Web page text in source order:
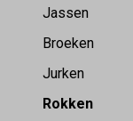
Jassen
Broeken
Jurken
Rokken